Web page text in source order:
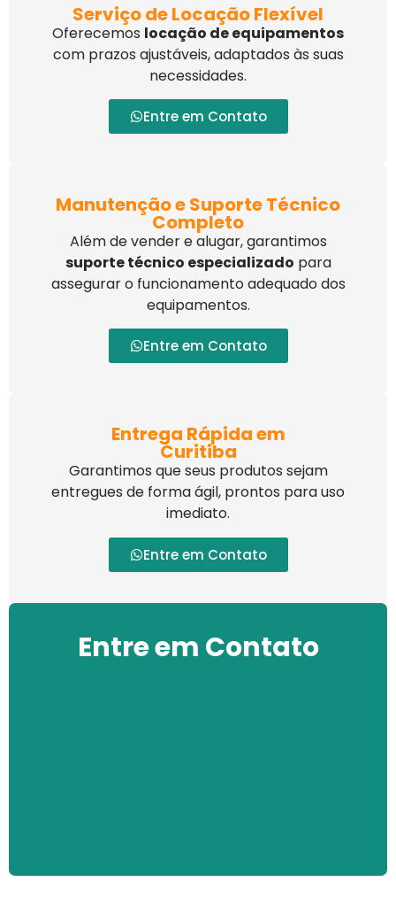
Serviço de Locação Flexível
Oferecemos locação de equipamentos
com prazos ajustáveis, adaptados às suas
necessidades.
Entre em Contato
Manutenção e Suporte Técnico
Completo
Além de vender e alugar, garantimos
suporte técnico especializado para
assegurar o funcionamento adequado dos
equipamentos.
Entre em Contato
Entrega Rápida em
Curitiba
Garantimos que seus produtos sejam
entregues de forma ágil, prontos para uso
imediato.
Entre em Contato
Entre em Contato